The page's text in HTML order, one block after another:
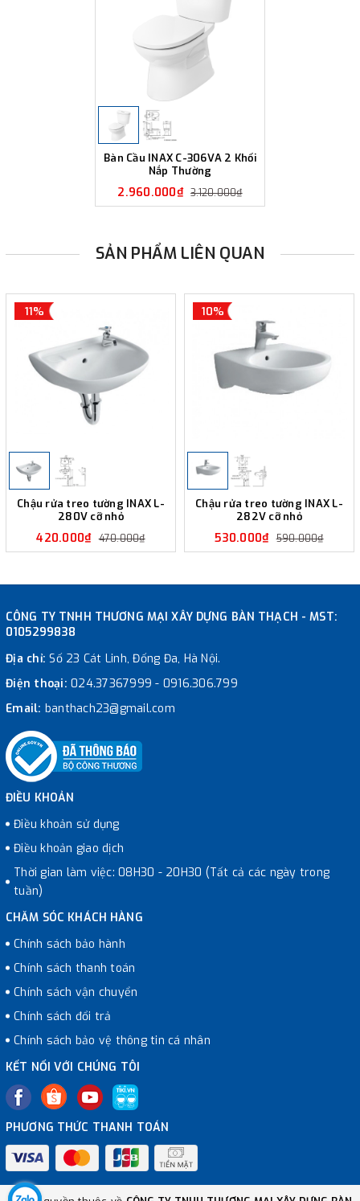
Bàn Cầu INAX C-306VA 2 Khối
Nắp Thường
2.960.000₫ 3.120.000₫
SẢN PHẨM LIÊN QUAN
11%
Chậu rửa treo tường INAX L-
280V cỡ nhỏ
420.000₫ 470.000₫
10%
Chậu rửa treo tường INAX L-
282V cỡ nhỏ
530.000₫ 590.000₫
CÔNG TY TNHH THƯƠNG MẠI XÂY DỰNG BÀN THẠCH - MST:
0105299838
Địa chỉ:Số 23 Cát Linh, Đống Đa, Hà Nội.
Điện thoại: 024.37367999 - 0916.306.799
Email: banthach23@gmail.com
ĐIỀU KHOẢN
Điều khoản sử dụng
Điều khoản giao dịch
Thời gian làm việc: 08H30 - 20H30 (Tất cả các ngày trong
tuần)
CHĂM SÓC KHÁCH HÀNG
Chính sách bảo hành
Chính sách thanh toán
Chính sách vận chuyển
Chính sách đổi trả
Chính sách bảo vệ thông tin cá nhân
KẾT NỐI VỚI CHÚNG TÔI
PHƯƠNG THỨC THANH TOÁN